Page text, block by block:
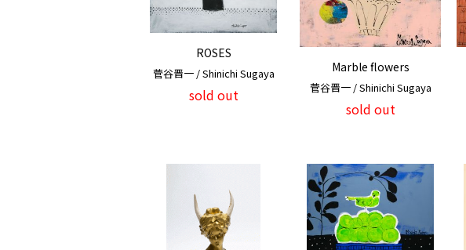
ROSES
菅谷晋一 / Shinichi Sugaya
sold out
Marble flowers
菅谷晋一 / Shinichi Sugaya
sold out